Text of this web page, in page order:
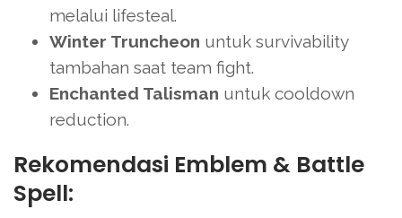
melalui lifesteal.
Winter Truncheon untuk survivability
tambahan saat team fight.
Enchanted Talisman untuk cooldown
reduction.
Rekomendasi Emblem & Battle
Spell: